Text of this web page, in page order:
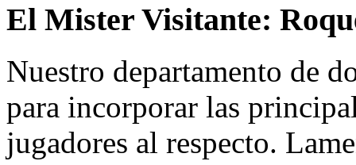
El Mister Visitante:
Nuestro departamento de
para incorporar las
jugadores al respecto.